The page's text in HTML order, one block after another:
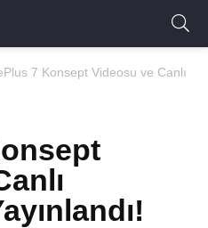
7 Konsept Videosu ve Canlı